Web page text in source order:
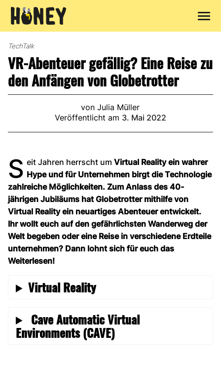
InhaltTechTalk
VR-Abenteuer gefällig? Eine Reise zu
den Anfängen von Globetrotter
von Julia Müller
Veröffentlicht am 3. Mai 2022
S eit Jahren herrscht umVirtual Reality ein wahrer
Hype und für Unternehmen birgt die Technologie
zahlreiche Möglichkeiten. Zum Anlass des 40-
jährigen Jubiläums hat Globetrotter mithilfe von
Virtual Reality ein neuartiges Abenteuer entwickelt.
Ihr wollt euch auf den gefährlichsten Wanderweg der
Welt begeben oder eine Reise in verschiedene Erdteile
unternehmen? Dann lohnt sich für euch das
Weiterlesen!
Virtual Reality
Cave Automatic Virtual
Environments (CAVE)